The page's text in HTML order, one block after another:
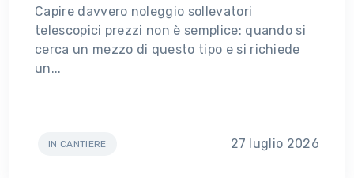
Capire davvero noleggio sollevatori
telescopici prezzi non è semplice: quando si
cerca un mezzo di questo tipo e si richiede
un...
IN CANTIERE 27 luglio 2026